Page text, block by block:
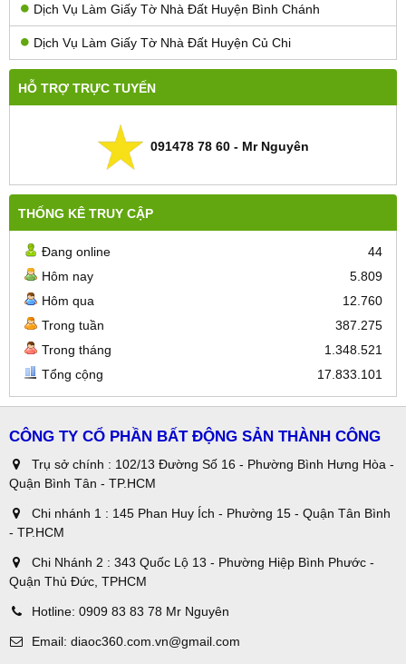
Dịch Vụ Làm Giấy Tờ Nhà Đất Huyện Bình Chánh
Dịch Vụ Làm Giấy Tờ Nhà Đất Huyện Củ Chi
HỖ TRỢ TRỰC TUYẾN
091478 78 60 - Mr Nguyên
THỐNG KÊ TRUY CẬP
Đang online
44
Hôm nay
5.809
Hôm qua
12.760
Trong tuần
387.275
Trong tháng
1.348.521
Tổng cộng
17.833.101
CÔNG TY CỔ PHẦN BẤT ĐỘNG SẢN THÀNH CÔNG
Trụ sở chính : 102/13 Đường Số 16 - Phường Bình Hưng Hòa -
Quận Bình Tân - TP.HCM
Chi nhánh 1 : 145 Phan Huy Ích - Phường 15 - Quận Tân Bình
- TP.HCM
Chi Nhánh 2 : 343 Quốc Lộ 13 - Phường Hiệp Bình Phước -
Quận Thủ Đức, TPHCM
Hotline: 0909 83 83 78 Mr Nguyên
Email: diaoc360.com.vn@gmail.com